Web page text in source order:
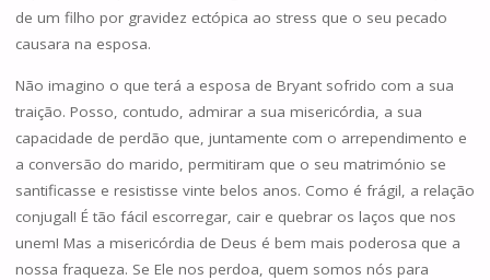
de um filho por gravidez ectópica ao stress que o seu pecado
causara na esposa.
Não imagino o que terá a esposa de Bryant sofrido com a sua
traição. Posso, contudo, admirar a sua misericórdia, a sua
capacidade de perdão que, juntamente com o arrependimento e
a conversão do marido, permitiram que o seu matrimónio se
santificasse e resistisse vinte belos anos. Como é frágil, a relação
conjugal! É tão fácil escorregar, cair e quebrar os laços que nos
unem! Mas a misericórdia de Deus é bem mais poderosa que a
nossa fraqueza. Se Ele nos perdoa, quem somos nós para